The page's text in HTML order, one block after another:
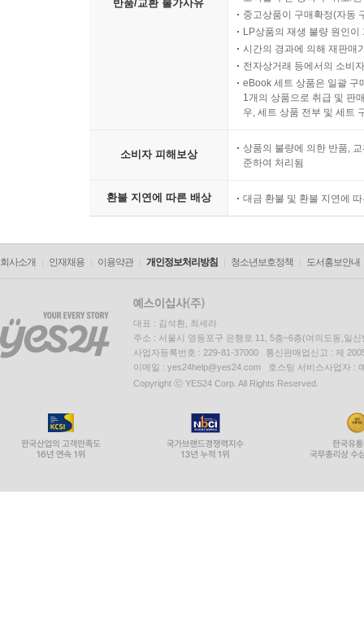
반품/교환 불가사유
중고상품이 구매확정(자동
LP상품의 재생 불량 원인
시간의 경과에 의해 재판매
전자상거래 등에서의 소비
eBook 세트 상품은 일괄 구
1개의 상품으로 취급 및 판
우, 세트 상품 전부 및 세트
소비자 피해보상
상품의 불량에 의한 반품,
준하여 처리됨
환불 지연에 따른 배상 대금 환불 및 환불 지연에
회사소개 인재채용 이용약관 개인정보처리방침 청소년보호정책 도서홍보안내
대표 : 김석환, 최세라
주소 : 서울시 영등포구 은행로 11, 5층~6층(여의도동,일신
사업자등록번호 : 229-81-37000 통신판매업신고 : 제
이메일 : yes24help@yes24.com 호스팅 서비스사업자 :
Copyright ⓒ YES24 Corp. All Rights Reserved.